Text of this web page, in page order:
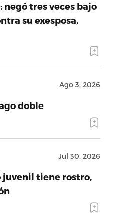
negó tres veces bajo
su exesposa,
Ago 3, 2026
doble
Jul 30, 2026
juvenil tiene rostro,